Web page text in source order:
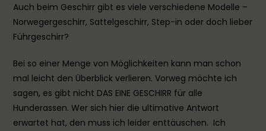
Auch beim Geschirr gibt es viele verschiedene Modelle –
Norwegergeschirr, Sattelgeschirr, Step-in oder doch lieber
Führgeschirr?
Bei so einer Menge von Möglichkeiten kann man schon
mal leicht den Überblick verlieren. Vorweg möchte ich
sagen, es gibt nicht DAS EINE GESCHIRR für alle
Hunderassen. Wer sich hier die ultimative Antwort
erwartet hat, den muss ich leider enttäuschen. Ich